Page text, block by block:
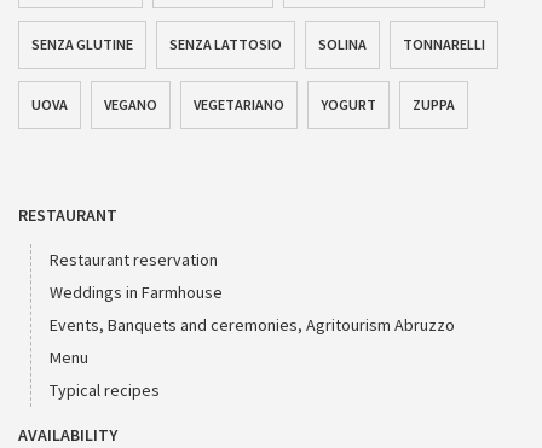
SENZA GLUTINE SENZA LATTOSIO SOLINA TONNARELLI
UOVA VEGANO VEGETARIANO YOGURT ZUPPA
RESTAURANT
Restaurant reservation
Weddings in Farmhouse
Events, Banquets and ceremonies, Agritourism Abruzzo
Menu
Typical recipes
AVAILABILITY